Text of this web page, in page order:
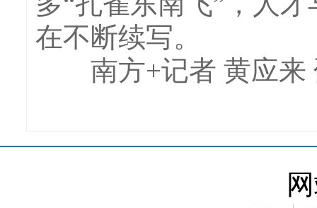
在不断续写。
南方+记者 黄应来